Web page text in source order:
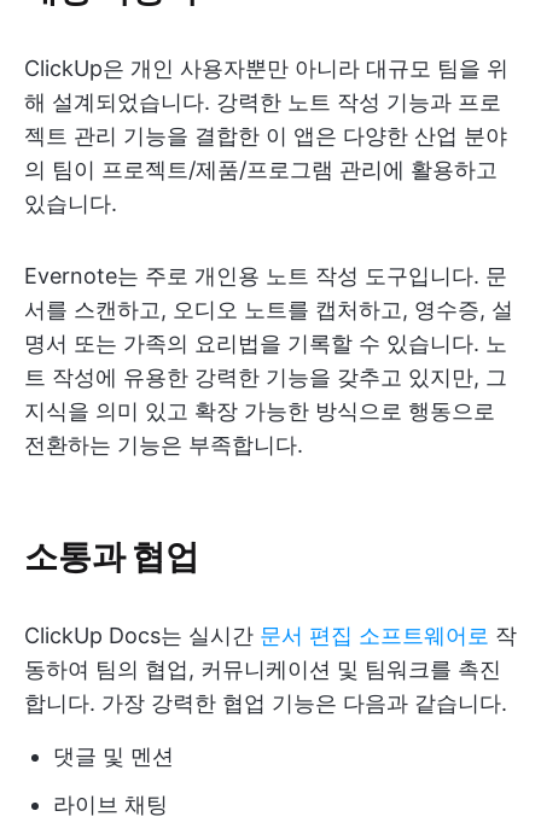
ClickUp은 개인 사용자뿐만 아니라 대규모 팀을 위
해 설계되었습니다. 강력한 노트 작성 기능과 프로
젝트 관리 기능을 결합한 이 앱은 다양한 산업 분야
의 팀이 프로젝트/제품/프로그램 관리에 활용하고
있습니다.
Evernote는 주로 개인용 노트 작성 도구입니다. 문
서를 스캔하고, 오디오 노트를 캡처하고, 영수증, 설
명서 또는 가족의 요리법을 기록할 수 있습니다. 노
트 작성에 유용한 강력한 기능을 갖추고 있지만, 그
지식을 의미 있고 확장 가능한 방식으로 행동으로
전환하는 기능은 부족합니다.
소통과 협업
ClickUp Docs는 실시간 문서 편집 소프트웨어로 작
동하여 팀의 협업, 커뮤니케이션 및 팀워크를 촉진
합니다. 가장 강력한 협업 기능은 다음과 같습니다.
댓글 및 멘션
라이브 채팅